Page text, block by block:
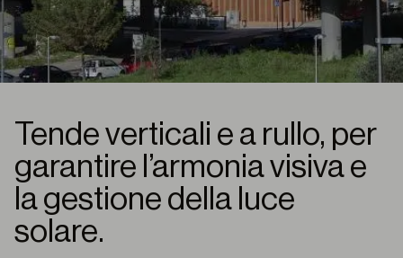
Tende verticali e a rullo, per
garantire l’armonia visiva e
la gestione della luce
solare.